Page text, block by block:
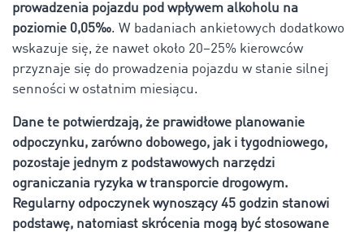
prowadzenia pojazdu pod wpływem alkoholu na
poziomie 0,05‰. W badaniach ankietowych dodatkowo
wskazuje się, że nawet około 20–25% kierowców
przyznaje się do prowadzenia pojazdu w stanie silnej
senności w ostatnim miesiącu.
Dane te potwierdzają, że prawidłowe planowanie
odpoczynku, zarówno dobowego, jak i tygodniowego,
pozostaje jednym z podstawowych narzędzi
ograniczania ryzyka w transporcie drogowym.
Regularny odpoczynek wynoszący 45 godzin stanowi
podstawę, natomiast skrócenia mogą być stosowane